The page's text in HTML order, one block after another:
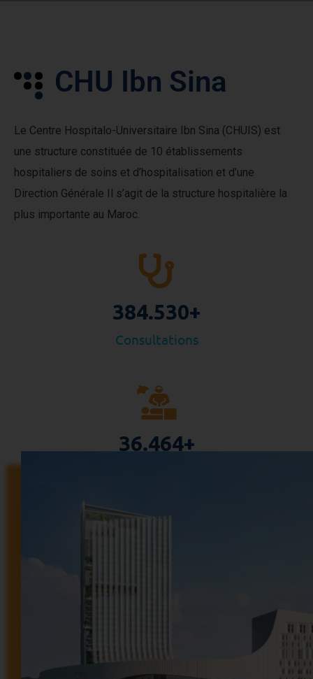
CHU I bn Sina
Le Centre Hospitalo-Universitaire Ibn Sina (CHUIS) est
une structure constituée de 10 établissements
hospitaliers de soins et d’hospitalisation et d’une
Direction Générale Il s’agit de la structure hospitalière la
plus importante au Maroc.
Consultations
384.530+
36.464+